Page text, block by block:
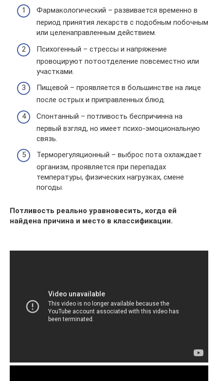
Фармакологический – развивается временно в
период принятия лекарств с подобным побочным
или целенаправленным действием.
Психогенный – стрессы и напряжение
провоцируют потоотделение повсеместно или
участками.
Пищевой – проявляется в большинстве на лице
после острых и приправленных блюд.
Спонтанный – потливость беспричинна на
первый взгляд, но имеет психо-эмоциональную
связь.
Терморегуляционный – выброс пота охлаждает
организм, проявляется при перепадах
температуры, физических нагрузках, смене
погоды.
Потливость реально уравновесить, когда ей
найдена причина и место в классификации.